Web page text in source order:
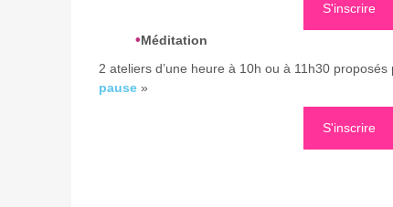
S'inscrire
•Méditation
2 ateliers d’une heure à 10h ou à 11h30 proposés
pause »
S'inscrire